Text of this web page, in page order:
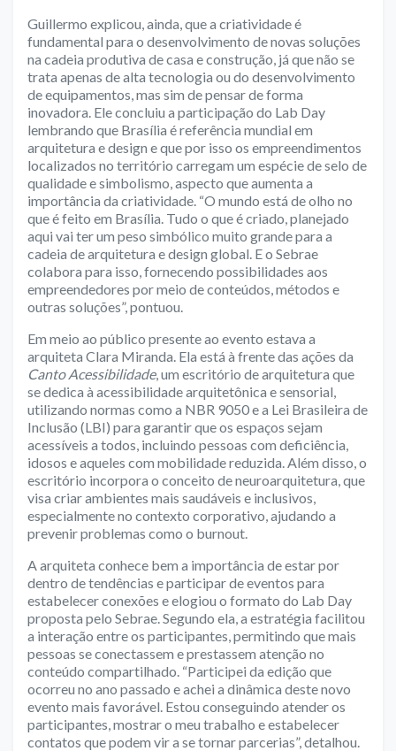
Guillermo explicou, ainda, que a criatividade é
fundamental para o desenvolvimento de novas soluções
na cadeia produtiva de casa e construção, já que não se
trata apenas de alta tecnologia ou do desenvolvimento
de equipamentos, mas sim de pensar de forma
inovadora. Ele concluiu a participação do Lab Day
lembrando que Brasília é referência mundial em
arquitetura e design e que por isso os empreendimentos
localizados no território carregam um espécie de selo de
qualidade e simbolismo, aspecto que aumenta a
importância da criatividade. “O mundo está de olho no
que é feito em Brasília. Tudo o que é criado, planejado
aqui vai ter um peso simbólico muito grande para a
cadeia de arquitetura e design global. E o Sebrae
colabora para isso, fornecendo possibilidades aos
empreendedores por meio de conteúdos, métodos e
outras soluções”, pontuou.
Em meio ao público presente ao evento estava a
arquiteta Clara Miranda. Ela está à frente das ações da
Canto Acessibilidade, um escritório de arquitetura que
se dedica à acessibilidade arquitetônica e sensorial,
utilizando normas como a NBR 9050 e a Lei Brasileira de
Inclusão (LBI) para garantir que os espaços sejam
acessíveis a todos, incluindo pessoas com deficiência,
idosos e aqueles com mobilidade reduzida. Além disso, o
escritório incorpora o conceito de neuroarquitetura, que
visa criar ambientes mais saudáveis e inclusivos,
especialmente no contexto corporativo, ajudando a
prevenir problemas como o burnout.
A arquiteta conhece bem a importância de estar por
dentro de tendências e participar de eventos para
estabelecer conexões e elogiou o formato do Lab Day
proposta pelo Sebrae. Segundo ela, a estratégia facilitou
a interação entre os participantes, permitindo que mais
pessoas se conectassem e prestassem atenção no
conteúdo compartilhado. “Participei da edição que
ocorreu no ano passado e achei a dinâmica deste novo
evento mais favorável. Estou conseguindo atender os
participantes, mostrar o meu trabalho e estabelecer
contatos que podem vir a se tornar parcerias”, detalhou.